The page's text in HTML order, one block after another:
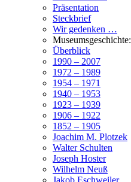
Präsentation
Steckbrief
Wir gedenken …
Museumsgeschichte:
Überblick
1990 – 2007
1972 – 1989
1954 – 1971
1940 – 1953
1923 – 1939
1906 – 1922
1852 – 1905
Joachim M. Plotzek
Walter Schulten
Joseph Hoster
Wilhelm Neuß
Jakob Eschweiler